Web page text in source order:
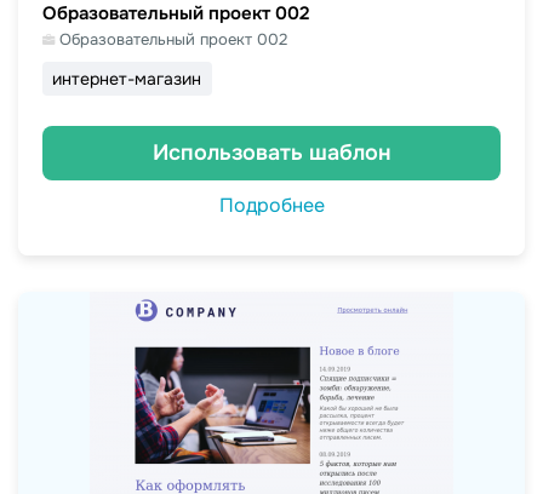
Образовательный проект 002
Образовательный проект 002
интернет-магазин
Использовать шаблон
Подробнее